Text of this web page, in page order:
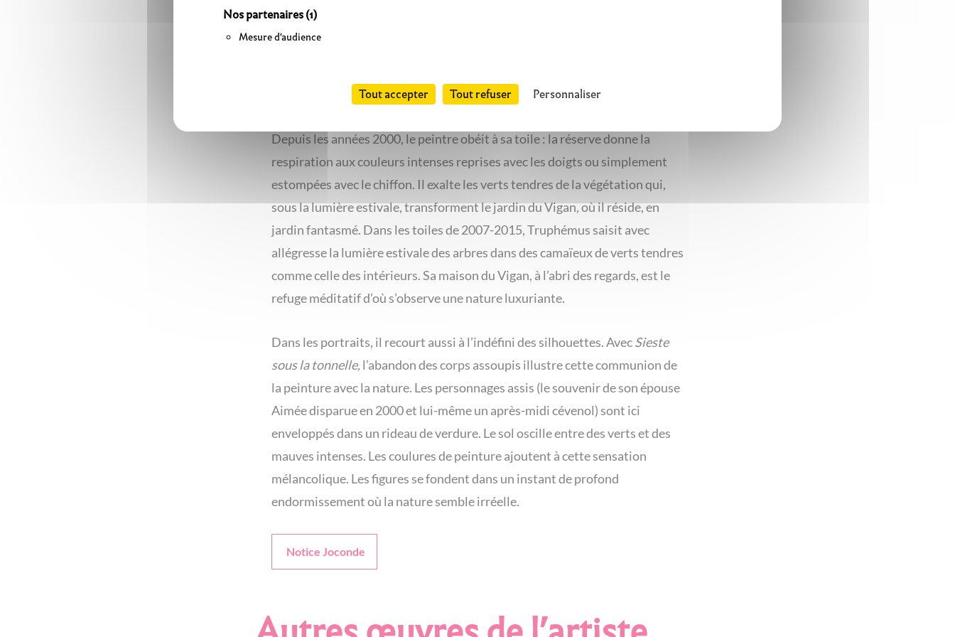
Nos partenaires(1)
Mesure d'audience
Tout accepter Tout refuser Personnaliser
émanent de lieux ou de simples objets.
Depuis les années 2000, le peintre obéit à sa toile : la réserve donne la
respiration aux couleurs intenses reprises avec les doigts ou simplement
estompées avec le chiffon. Il exalte les verts tendres de la végétation qui,
sous la lumière estivale, transforment le jardin du Vigan, où il réside, en
jardin fantasmé. Dans les toiles de 2007-2015, Truphémus saisit avec
allégresse la lumière estivale des arbres dans des camaïeux de verts tendres
comme celle des intérieurs. Sa maison du Vigan, à l’abri des regards, est le
refuge méditatif d’où s’observe une nature luxuriante.
Dans les portraits, il recourt aussi à l’indéfini des silhouettes. AvecSieste
sous la tonnelle,l’abandon des corps assoupis illustre cette communion de
la peinture avec la nature. Les personnages assis (le souvenir de son épouse
Aimée disparue en 2000 et lui-même un après-midi cévenol) sont ici
enveloppés dans un rideau de verdure. Le sol oscille entre des verts et des
mauves intenses. Les coulures de peinture ajoutent à cette sensation
mélancolique. Les figures se fondent dans un instant de profond
endormissement où la nature semble irréelle.
Notice Joconde